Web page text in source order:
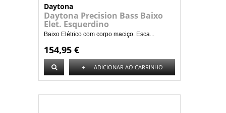
Daytona
Daytona Precision Bass Baixo
Elet. Esquerdino
Baixo Elétrico com corpo maciço. Esca...
154,95 €
+ ADICIONAR AO CARRINHO